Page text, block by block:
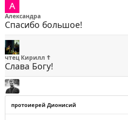
Александра
Спасибо большое!
чтец Кирилл ☦
Слава Богу!
протоиерей Дионисий